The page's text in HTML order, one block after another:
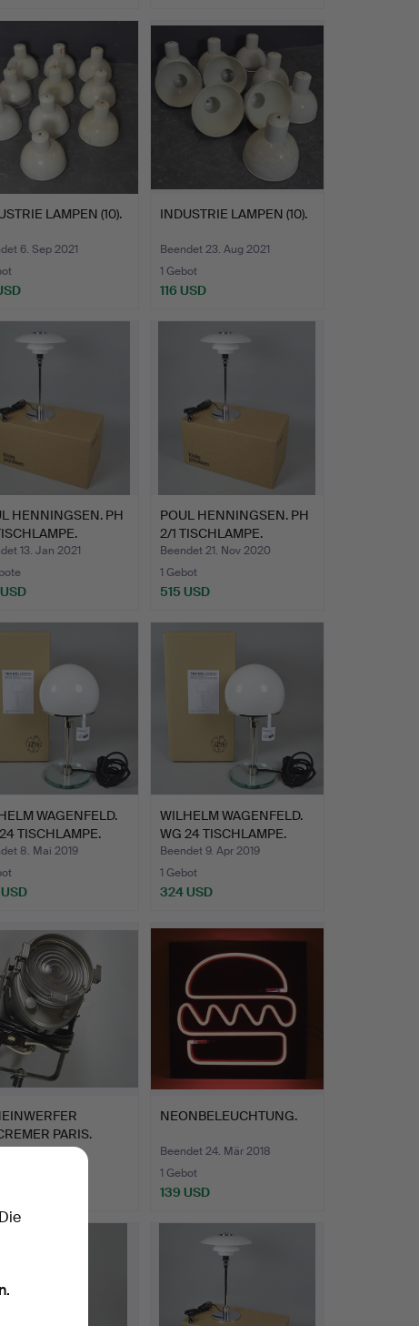
LAMPEN (10).
6. Sep 2021
INDUSTRIE LAMPEN (10).
Beendet 23. Aug 2021
1 Gebot
116 USD
HENNINGSEN. PH
13. Jan 2021
POUL HENNINGSEN. PH
2/1 TISCHLAMPE.
Beendet 21. Nov 2020
1 Gebot
515 USD
WAGENFELD.
TISCHLAMPE.
8. Mai 2019
WILHELM WAGENFELD.
WG 24 TISCHLAMPE.
Beendet 9. Apr 2019
1 Gebot
324 USD
PARIS.
4. Apr 2018
NEONBELEUCHTUNG.
Beendet 24. Mär 2018
1 Gebot
139 USD